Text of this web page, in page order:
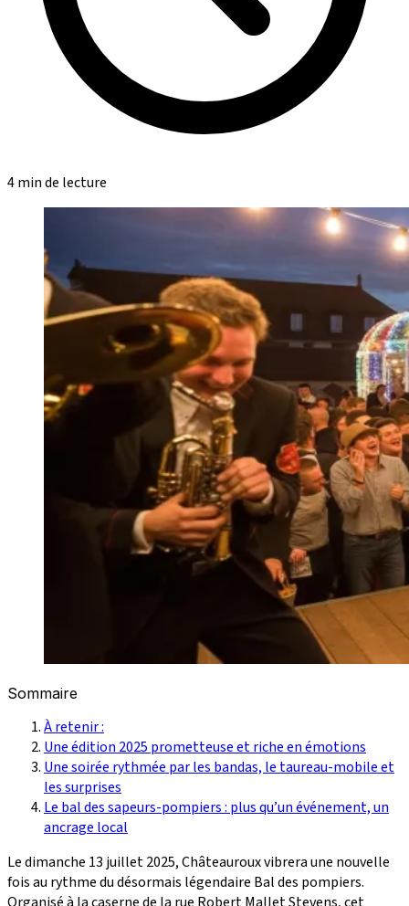
4 min de lecture
Sommaire
À retenir :
Une édition 2025 prometteuse et riche en émotions
Une soirée rythmée par les bandas, le taureau-mobile et
les surprises
Le bal des sapeurs-pompiers : plus qu’un événement, un
ancrage local
Le dimanche 13 juillet 2025, Châteauroux vibrera une nouvelle
fois au rythme du désormais légendaire Bal des pompiers.